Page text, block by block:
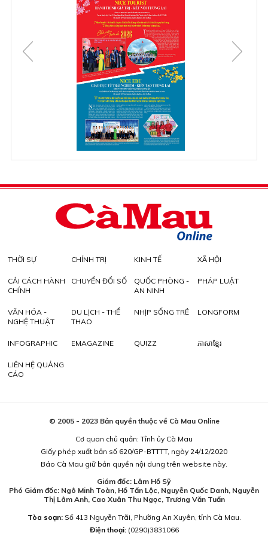
THỜI SỰ CHÍNH TRỊ KINH TẾ XÃ HỘI
CẢI CÁCH HÀNH
CHÍNH
CHUYỂN ĐỔI SỐ
QUỐC PHÒNG -
AN NINH
PHÁP LUẬT
VĂN HÓA -
NGHỆ THUẬT
DU LỊCH - THỂ
THAO
NHỊP SỐNG TRẺ LONGFORM
INFOGRAPHIC EMAGAZINE QUIZZ ភាសាខ្មែរ
LIÊN HỆ QUẢNG
CÁO
© 2005 - 2023 Bản quyền thuộc về Cà Mau Online
Cơ quan chủ quản: Tỉnh ủy Cà Mau
Giấy phép xuất bản số 620/GP-BTTTT, ngày 24/12/2020
Báo Cà Mau giữ bản quyền nội dung trên website này.
Giám đốc: Lâm Hồ Sỹ
Phó Giám đốc: Ngô Minh Toàn, Hồ Tấn Lộc, Nguyễn Quốc Danh, Nguyễn
Thị Lâm Anh, Cao Xuân Thu Ngọc, Trương Văn Tuấn
Tòa soạn:Số 413 Nguyễn Trãi, Phường An Xuyên, tỉnh Cà Mau.
Điện thoại: (0290)3831066